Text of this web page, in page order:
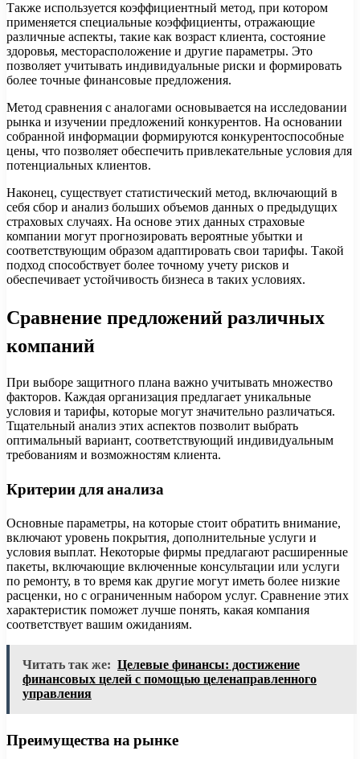
Также используется коэффициентный метод, при котором
применяется специальные коэффициенты, отражающие
различные аспекты, такие как возраст клиента, состояние
здоровья, месторасположение и другие параметры. Это
позволяет учитывать индивидуальные риски и формировать
более точные финансовые предложения.
Метод сравнения с аналогами основывается на исследовании
рынка и изучении предложений конкурентов. На основании
собранной информации формируются конкурентоспособные
цены, что позволяет обеспечить привлекательные условия для
потенциальных клиентов.
Наконец, существует статистический метод, включающий в
себя сбор и анализ больших объемов данных о предыдущих
страховых случаях. На основе этих данных страховые
компании могут прогнозировать вероятные убытки и
соответствующим образом адаптировать свои тарифы. Такой
подход способствует более точному учету рисков и
обеспечивает устойчивость бизнеса в таких условиях.
Сравнение предложений различных
компаний
При выборе защитного плана важно учитывать множество
факторов. Каждая организация предлагает уникальные
условия и тарифы, которые могут значительно различаться.
Тщательный анализ этих аспектов позволит выбрать
оптимальный вариант, соответствующий индивидуальным
требованиям и возможностям клиента.
Критерии для анализа
Основные параметры, на которые стоит обратить внимание,
включают уровень покрытия, дополнительные услуги и
условия выплат. Некоторые фирмы предлагают расширенные
пакеты, включающие включенные консультации или услуги
по ремонту, в то время как другие могут иметь более низкие
расценки, но с ограниченным набором услуг. Сравнение этих
характеристик поможет лучше понять, какая компания
соответствует вашим ожиданиям.
Читать так же: Целевые финансы: достижение
финансовых целей с помощью целенаправленного
управления
Преимущества на рынке